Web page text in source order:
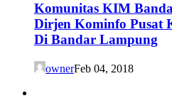
Komunitas KIM
Dirjen Kominfo Pusat
Di Bandar Lampung
ownerFeb 04, 2018